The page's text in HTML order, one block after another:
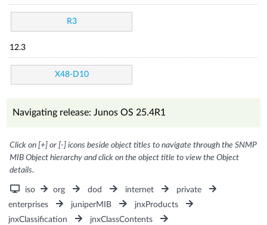
R3
12.3
X48-D10
Navigating release: Junos OS 25.4R1
Click on [+] or [-] icons beside object titles to navigate through the SNMP
MIB Object hierarchy and click on the object title to view the Object
details.
iso org dod internet
private
enterprises
juniperMIB
jnxProducts
jnxClassification
jnxClassContents